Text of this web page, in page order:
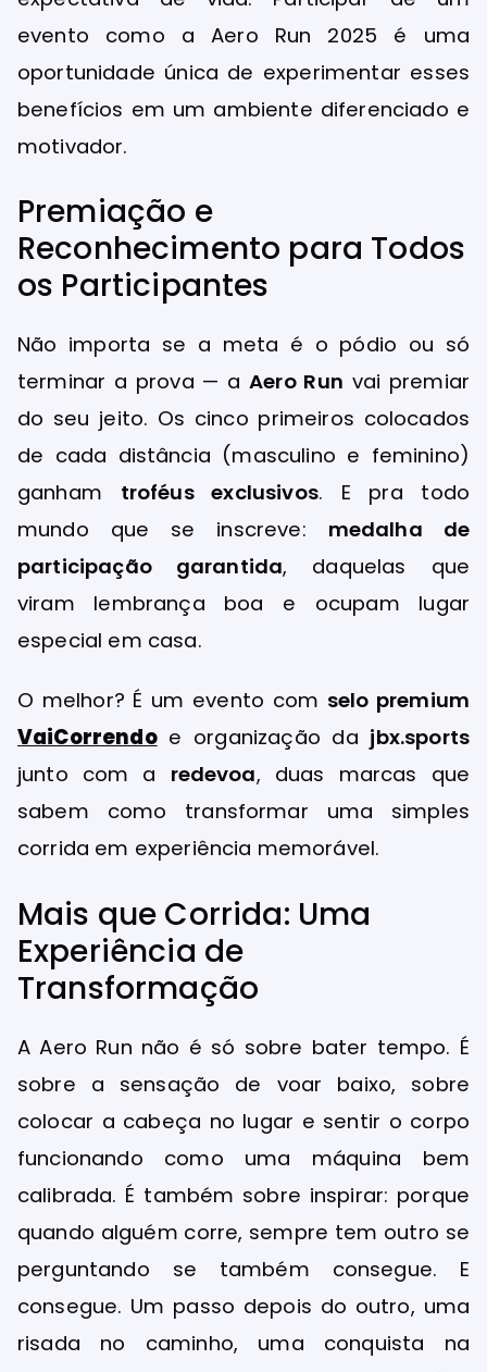
evento como a Aero Run 2025 é uma
oportunidade única de experimentar esses
benefícios em um ambiente diferenciado e
motivador.
Premiação e
Reconhecimento para Todos
os Participantes
Não importa se a meta é o pódio ou só
terminar a prova — aAero Run vai premiar
do seu jeito. Os cinco primeiros colocados
de cada distância (masculino e feminino)
ganham troféus exclusivos. E pra todo
mundo que se inscreve: medalha de
participação garantida, daquelas que
viram lembrança boa e ocupam lugar
especial em casa.
O melhor? É um evento com selo premium
VaiCorrendoe organização da jbx.sports
junto com a redevoa, duas marcas que
sabem como transformar uma simples
corrida em experiência memorável.
Mais que Corrida: Uma
Experiência de
Transformação
A Aero Run não é só sobre bater tempo. É
sobre a sensação de voar baixo, sobre
colocar a cabeça no lugar e sentir o corpo
funcionando como uma máquina bem
calibrada. É também sobre inspirar: porque
quando alguém corre, sempre tem outro se
perguntando se também consegue. E
consegue. Um passo depois do outro, uma
risada no caminho, uma conquista na